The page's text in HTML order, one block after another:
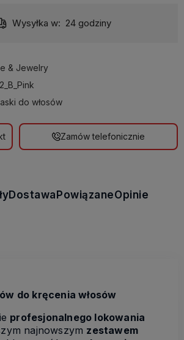
Wysyłka w: 24 godziny
& Jewelry
do włosów
Zamów telefonicznie
Dostawa PowiązaneOpinie
do kręcenia włosów
profesjonalnego lokowania
najnowszym zestawem